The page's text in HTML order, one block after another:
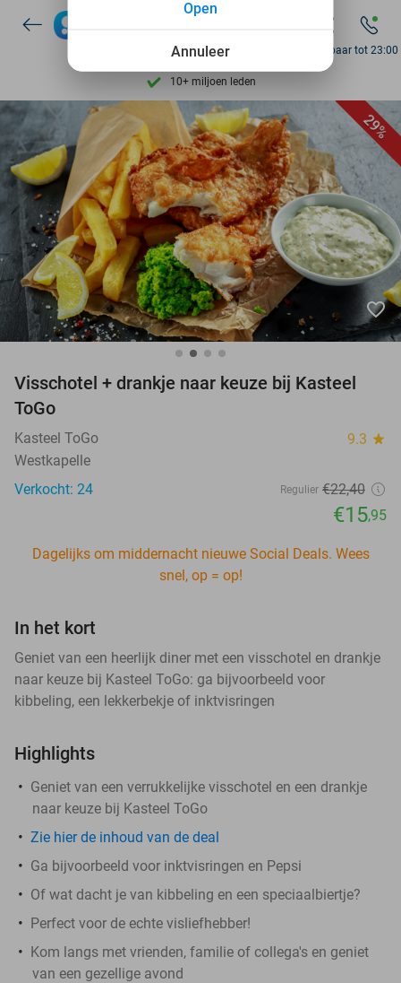
7 dagen per week beschikbaar
10+ miljoen leden
9,4 op basis van
Ontdek 15.000+ deals
7 dagen per week beschikbaar
10+ miljoen leden
Bereikbaar tot 23:00
29%
favorite_border
Visschotel + drankje naar keuze bij Kasteel
ToGo
Kasteel ToGo 9.3 star
Westkapelle
Verkocht: 24
Regulier €22,40
€15,95
Dagelijks om middernacht nieuwe Social Deals. Wees
snel, op = op!
In het kort
Geniet van een heerlijk diner met een visschotel en drankje
naar keuze bij Kasteel ToGo: ga bijvoorbeeld voor
kibbeling, een lekkerbekje of inktvisringen
Highlights
Geniet van een verrukkelijke visschotel en een drankje
naar keuze bij Kasteel ToGo
Zie hier de inhoud van de deal
Ga bijvoorbeeld voor inktvisringen en Pepsi
Of wat dacht je van kibbeling en een speciaalbiertje?
Perfect voor de echte visliefhebber!
Kom langs met vrienden, familie of collega's en geniet
van een gezellige avond
Annuleer
Open